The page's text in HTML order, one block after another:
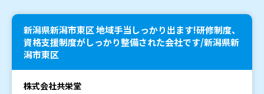
新潟県新潟市東区 地域手当しっかり出ます!研修制度、
資格支援制度がしっかり整備された会社です/新潟県新
潟市東区
株式会社共栄堂